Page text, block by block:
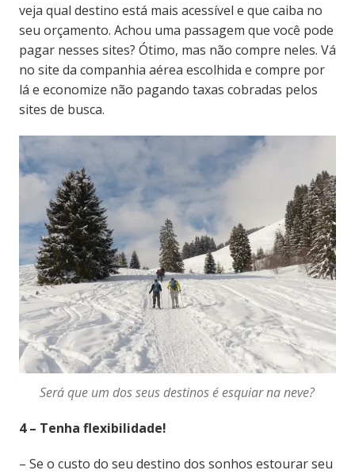
veja qual destino está mais acessível e que caiba no
seu orçamento. Achou uma passagem que você pode
pagar nesses sites? Ótimo, mas não compre neles. Vá
no site da companhia aérea escolhida e compre por
lá e economize não pagando taxas cobradas pelos
sites de busca.
Será que um dos seus destinos é esquiar na neve?
4 – Tenha flexibilidade!
– Se o custo do seu destino dos sonhos estourar seu